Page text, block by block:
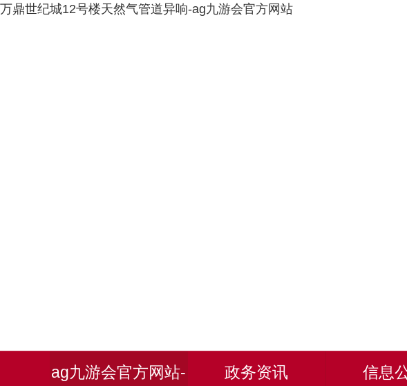
万鼎世纪城12号楼天然气管道异响-ag九游会官方网站
ag九游会官方网站- 政务资讯 信息